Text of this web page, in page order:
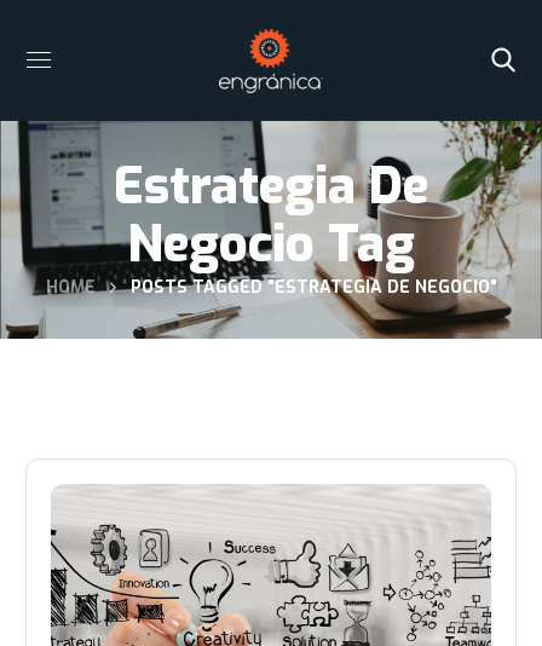
Estrategia De
Negocio Tag
HOME POSTS TAGGED "ESTRATEGIA DE NEGOCIO"